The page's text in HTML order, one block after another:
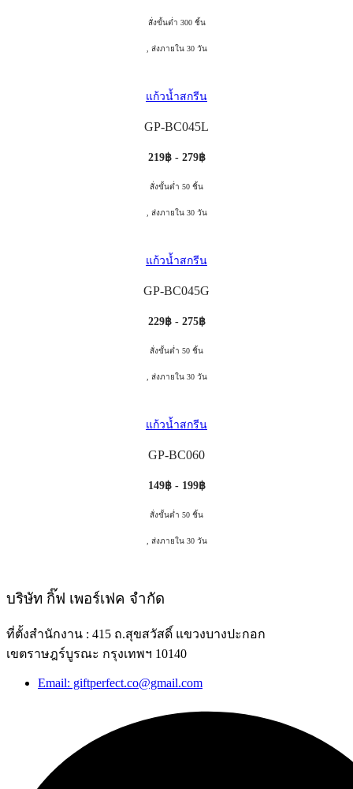
สั่งขั้นต่ำ 300 ชิ้น
, ส่งภายใน 30 วัน
แก้วน้ำสกรีน
GP-BC045L
219฿ - 279฿
สั่งขั้นต่ำ 50 ชิ้น
, ส่งภายใน 30 วัน
แก้วน้ำสกรีน
GP-BC045G
229฿ - 275฿
สั่งขั้นต่ำ 50 ชิ้น
, ส่งภายใน 30 วัน
แก้วน้ำสกรีน
GP-BC060
149฿ - 199฿
สั่งขั้นต่ำ 50 ชิ้น
, ส่งภายใน 30 วัน
บริษัท กิ๊ฟ เพอร์เฟค จำกัด
ที่ตั้งสำนักงาน : 415 ถ.สุขสวัสดิ์ แขวงบางปะกอก
เขตราษฎร์บูรณะ กรุงเทพฯ 10140
Email: giftperfect.co@gmail.com